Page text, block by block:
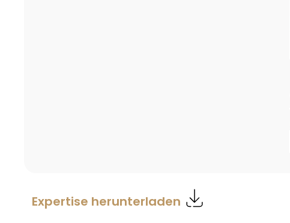
Expertise herunterladen